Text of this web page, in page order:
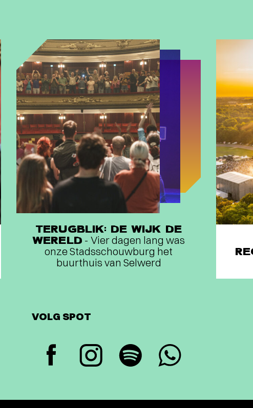
TERUGBLIK: DE WIJK DE
WERELD - Vier dagen lang was
onze Stadsschouwburg het
buurthuis van Selwerd
VOLG SPOT